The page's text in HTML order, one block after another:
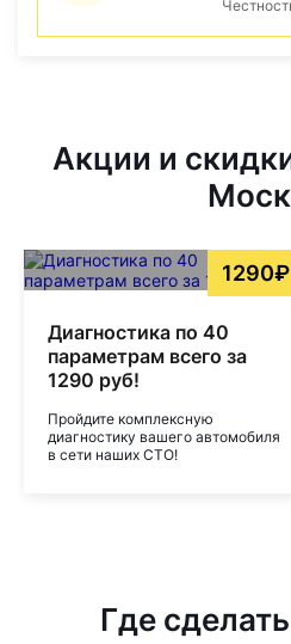
Акции и
1290₽
Диагностика по 40
параметрам всего за
1290 руб!
Пройдите комплексную
диагностику вашего автомобиля
в сети наших СТО!
Где